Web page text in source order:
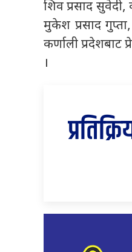
शिव प्रसाद
मुकेश प्रसाद
कर्णाली प्रदेशबाट
।